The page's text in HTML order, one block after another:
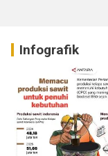
Infografik